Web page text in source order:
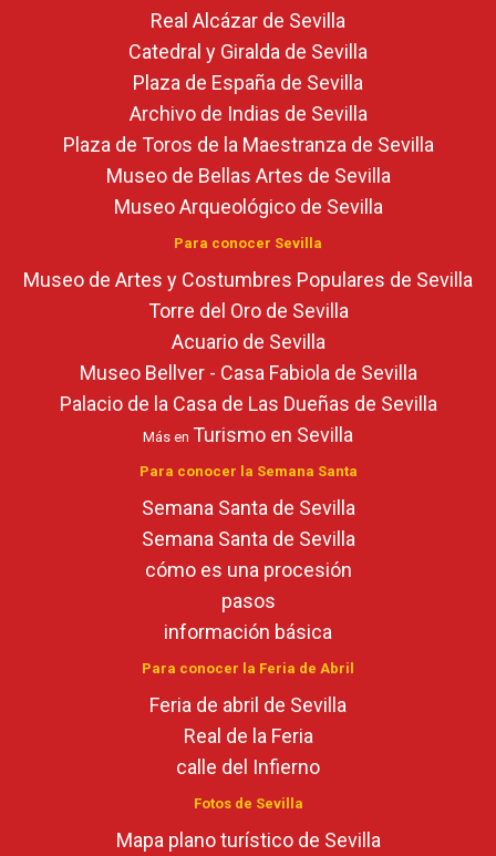
Real Alcázar de Sevilla
Catedral y Giralda de Sevilla
Plaza de España de Sevilla
Archivo de Indias de Sevilla
Plaza de Toros de la Maestranza de Sevilla
Museo de Bellas Artes de Sevilla
Museo Arqueológico de Sevilla
Para conocer Sevilla
Museo de Artes y Costumbres Populares de Sevilla
Torre del Oro de Sevilla
Acuario de Sevilla
Museo Bellver - Casa Fabiola de Sevilla
Palacio de la Casa de Las Dueñas de Sevilla
Más en Turismo en Sevilla
Para conocer la Semana Santa
Semana Santa de Sevilla
Semana Santa de Sevilla
cómo es una procesión
pasos
información básica
Para conocer la Feria de Abril
Feria de abril de Sevilla
Real de la Feria
calle del Infierno
Fotos de Sevilla
Mapa plano turístico de Sevilla